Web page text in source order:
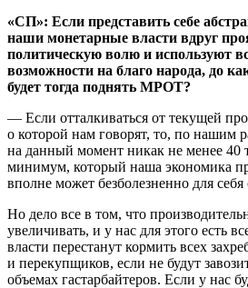
«СП»: Если представить себе
наши монетарные власти вдруг
политическую волю и используют
возможности на благо народа, до
будет тогда поднять МРОТ?
— Если отталкиваться от текущей
о которой нам говорят, то, по нашим
на данный момент никак не менее 40
минимум, который наша экономика
вполне может безболезненно для себя
Но дело все в том, что
увеличивать, и у нас для этого есть
власти перестанут кормить всех
и перекупщиков, если не будут
объемах гастарбайтеров. Если у нас